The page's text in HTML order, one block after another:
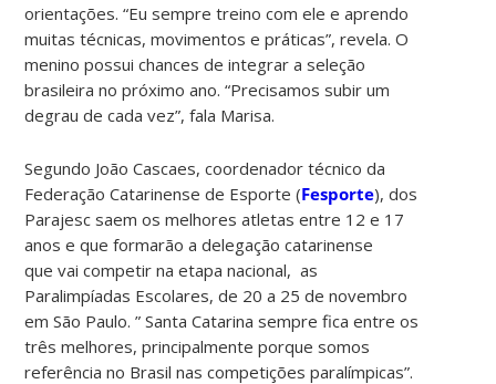
orientações. “Eu sempre treino com ele e aprendo
muitas técnicas, movimentos e práticas”, revela. O
menino possui chances de integrar a seleção
brasileira no próximo ano. “Precisamos subir um
degrau de cada vez”, fala Marisa.
Segundo João Cascaes, coordenador técnico da
Federação Catarinense de Esporte (Fesporte), dos
Parajesc saem os melhores atletas entre 12 e 17
anos e que formarão a delegação catarinense
que vai competir na etapa nacional, as
Paralimpíadas Escolares, de 20 a 25 de novembro
em São Paulo. ” Santa Catarina sempre fica entre os
três melhores, principalmente porque somos
referência no Brasil nas competições paralímpicas”.